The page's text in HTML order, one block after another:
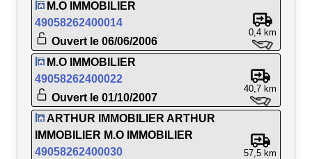
M.O IMMOBILIER
49058262400014
Ouvert le 06/06/2006
0,4 km
M.O IMMOBILIER
49058262400022
Ouvert le 01/10/2007
40,7 km
ARTHUR IMMOBILIER ARTHUR
IMMOBILIER M.O IMMOBILIER
49058262400030
57,5 km